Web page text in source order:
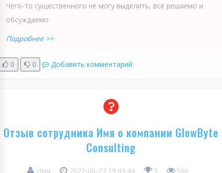
Чего-то существенного не могу выделить, всё решаемо и
обсуждаемо.
Подробнее >>
0 0 Добавить комментарий
Отзыв сотрудника Имя о компании GlowByte
Consulting
Имя 2022-06-27 19:43:44 3 566